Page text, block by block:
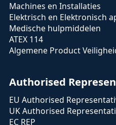
Machines en Installaties
Elektrisch en Elektronisch
Medische hulpmiddelen
ATEX 114
Algemene Product
Authorised
EU Authorised
UK Authorised
EC REP